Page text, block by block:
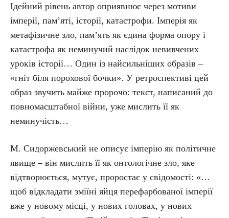
Ідейний рівень автор оприявнює через мотиви
імперії, пам’яті, історії, катастрофи. Імперія як
метафізичне зло, пам’ять як єдина форма опору і
катастрофа як неминучий наслідок невивчених
уроків історії… Один із найсильніших образів –
«гніт біля порохової бочки». У ретроспективі цей
образ звучить майже пророчо: текст, написаний до
повномасштабної війни, уже мислить її як
неминучість…
М. Сидоржевський не описує імперію як політичне
явище – він мислить її як онтологічне зло, яке
відтворюється, мутує, проростає у свідомості: «…
щоб відкладати зміїні яйця перефарбованої імперії
вже у новому місці, у нових головах, у нових